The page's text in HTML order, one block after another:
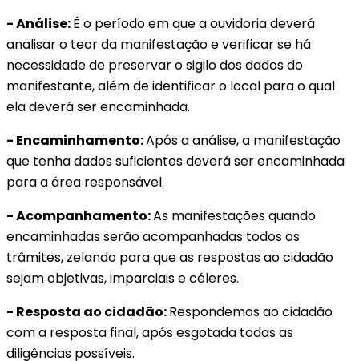
- Análise:É o período em que a ouvidoria deverá
analisar o teor da manifestação e verificar se há
necessidade de preservar o sigilo dos dados do
manifestante, além de identificar o local para o qual
ela deverá ser encaminhada.
- Encaminhamento:Após a análise, a manifestação
que tenha dados suficientes deverá ser encaminhada
para a área responsável.
- Acompanhamento:As manifestações quando
encaminhadas serão acompanhadas todos os
trâmites, zelando para que as respostas ao cidadão
sejam objetivas, imparciais e céleres.
- Resposta ao cidadão:Respondemos ao cidadão
com a resposta final, após esgotada todas as
diligências possíveis.